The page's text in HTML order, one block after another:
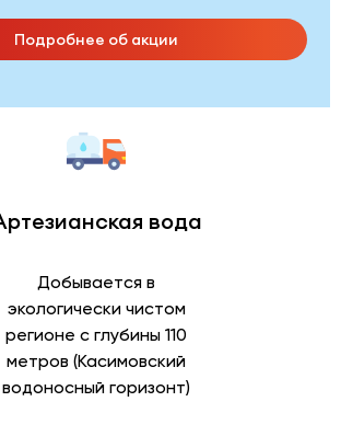
Подробнее об акции
вода
Добывается в
экологически чистом
регионе с глубины 110
метров (Касимовский
водоносный горизонт)